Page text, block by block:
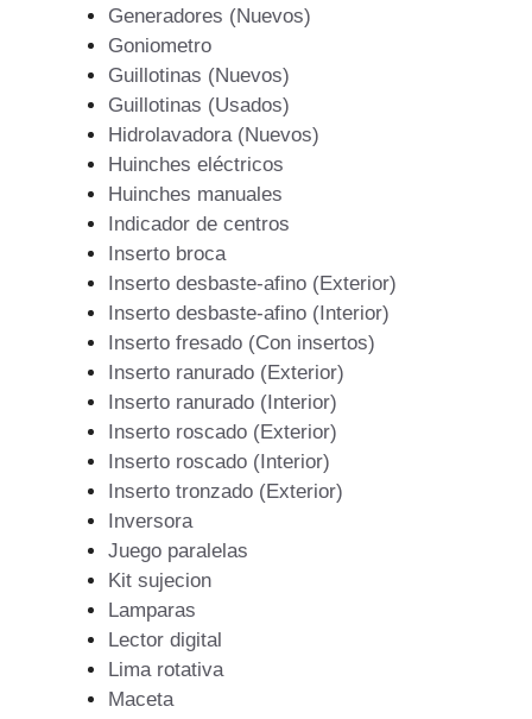
Generadores (Nuevos)
Goniometro
Guillotinas (Nuevos)
Guillotinas (Usados)
Hidrolavadora (Nuevos)
Huinches eléctricos
Huinches manuales
Indicador de centros
Inserto broca
Inserto desbaste-afino (Exterior)
Inserto desbaste-afino (Interior)
Inserto fresado (Con insertos)
Inserto ranurado (Exterior)
Inserto ranurado (Interior)
Inserto roscado (Exterior)
Inserto roscado (Interior)
Inserto tronzado (Exterior)
Inversora
Juego paralelas
Kit sujecion
Lamparas
Lector digital
Lima rotativa
Maceta